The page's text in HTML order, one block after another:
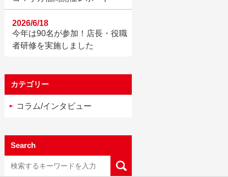
今年は90名が参加！店長・役職
者研修を実施しました
2026/6/18
カテゴリー
コラム/インタビュー
Search